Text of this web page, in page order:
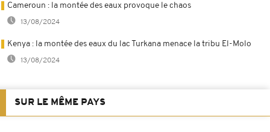
Cameroun : la montée des eaux provoque le chaos
13/08/2024
Kenya : la montée des eaux du lac Turkana menace la tribu El-Molo
13/08/2024
SUR LE MÊME PAYS